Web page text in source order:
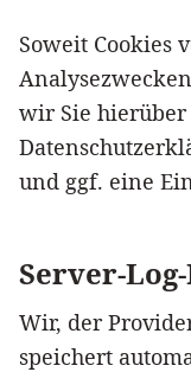
Soweit Cookies
wir Sie hierüber
und ggf. eine
Server-
Wir, der
speichert